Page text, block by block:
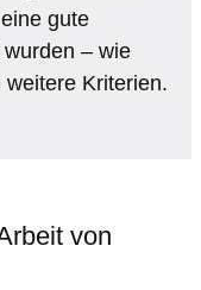
gute
– wie
Kriterien.
von